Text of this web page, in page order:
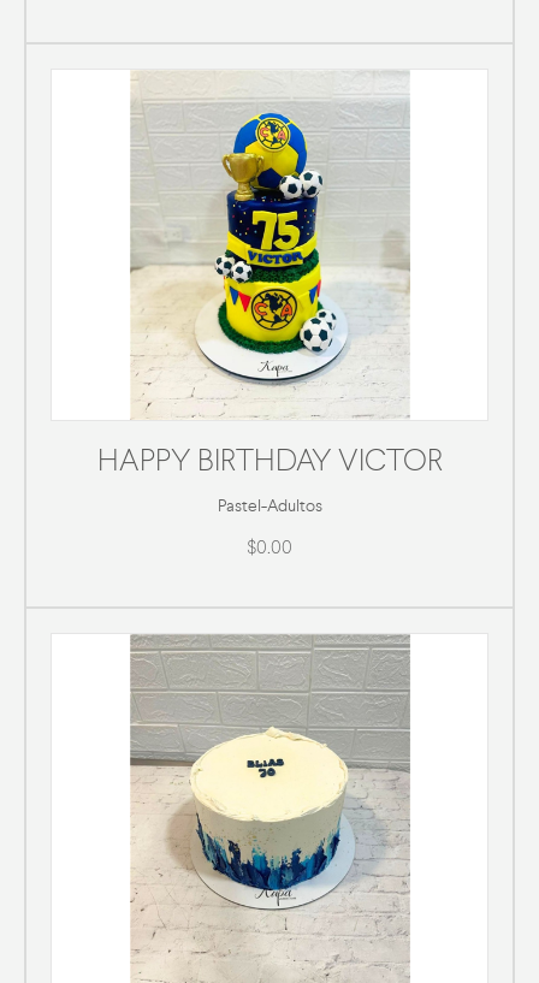
HAPPY BIRTHDAY VICTOR
Pastel-Adultos
$0.00